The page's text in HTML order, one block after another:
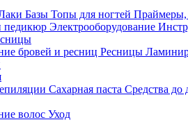
Базы Топы для ногтей Праймеры,
педикюр Электрооборудование
бровей и ресниц Ресницы
Сахарная паста Средства до
волос Уход